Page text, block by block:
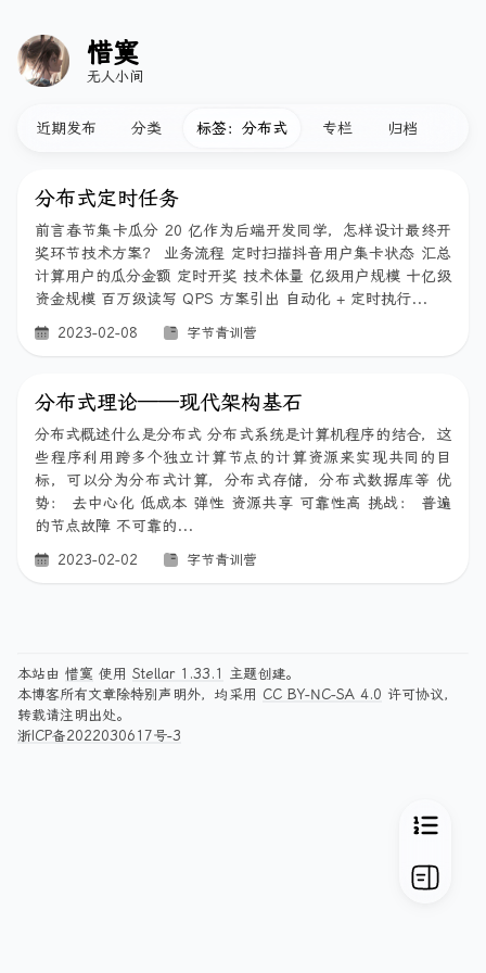
惜寞
无人小间
近期发布 分类 标签：分布式 专栏 归档
分布式定时任务
前言春节集卡瓜分 20 亿作为后端开发同学，怎样设计最终开
奖环节技术方案？ 业务流程 定时扫描抖音用户集卡状态 汇总
计算用户的瓜分金额 定时开奖 技术体量 亿级用户规模 十亿级
资金规模 百万级读写 QPS 方案引出 自动化 + 定时执行...
2023-02-08 字节青训营
分布式理论——现代架构基石
分布式概述什么是分布式 分布式系统是计算机程序的结合，这
些程序利用跨多个独立计算节点的计算资源来实现共同的目
标，可以分为分布式计算，分布式存储，分布式数据库等 优
势： 去中心化 低成本 弹性 资源共享 可靠性高 挑战： 普遍
的节点故障 不可靠的...
2023-02-02 字节青训营
本站由 惜寞 使用 Stellar 1.33.1
主题创建。
本博客所有文章除特别声明外，均采用 CC BY-NC-SA 4.0 许可协议，
转载请注明出处。
浙ICP备2022030617号-3